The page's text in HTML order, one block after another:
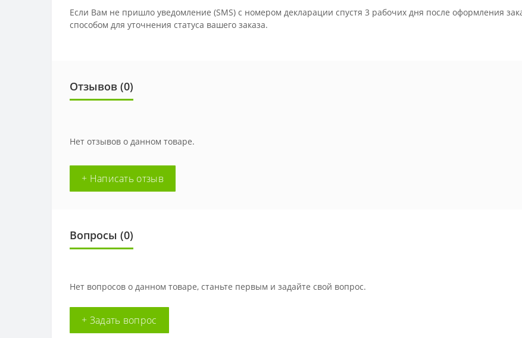
Если Вам не пришло уведомление (SMS) с номером декларации спустя 3 рабочих дня после оформления
способом для уточнения статуса вашего заказа.
Отзывов (0)
Нет отзывов о данном товаре.
+ Написать отзыв
Вопросы (0)
Нет вопросов о данном товаре, станьте первым и задайте свой вопрос.
+ Задать вопрос